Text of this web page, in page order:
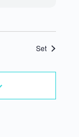
Set